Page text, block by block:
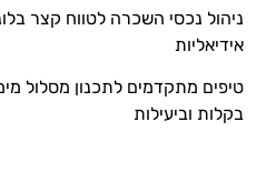
ניהול נכסי השכרה לטווח קצר
אידיאליות
טיפים מתקדמים לתכנון מסלול
בקלות וביעילות